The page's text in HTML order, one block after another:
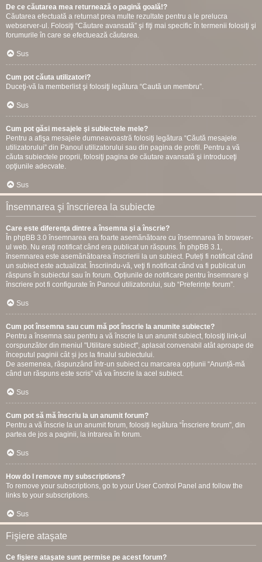
De ce căutarea mea returnează o pagină goală!?
Căutarea efectuată a returnat prea multe rezultate pentru a le prelucra
webserver-ul. Folosiţi “Căutare avansată” şi fiţi mai specific în termenii folosiţi şi
forumurile în care se efectuează căutarea.
Sus
Cum pot căuta utilizatori?
Duceţi-vă la memberlist şi folosiţi legătura “Caută un membru”.
Sus
Cum pot găsi mesajele şi subiectele mele?
Pentru a afişa mesajele dumneavoastră folosiţi legătura “Căută mesajele
utilizatorului” din Panoul utilizatorului sau din pagina de profil. Pentru a vă
căuta subiectele proprii, folosiţi pagina de căutare avansată şi introduceţi
opţiunile adecvate.
Sus
Însemnarea şi înscrierea la subiecte
Care este diferenţa dintre a însemna şi a înscrie?
În phpBB 3.0 însemnarea era foarte asemănătoare cu însemnarea în browser-
ul web. Nu eraţi notificat când era publicat un răspuns. În phpBB 3.1,
însemnarea este asemănătoarea înscrierii la un subiect. Puteți fi notificat când
un subiect este actualizat. Înscriindu-vă, veţi fi notificat când va fi publicat un
răspuns în subiectul sau în forum. Opțiunile de notificare pentru însemnare și
înscriere pot fi configurate în Panoul utilizatorului, sub “Preferințe forum”.
Sus
Cum pot însemna sau cum mă pot înscrie la anumite subiecte?
Pentru a însemna sau pentru a vă înscrie la un anumit subiect, folosiţi link-ul
corspunzător din meniul "Utilitare subiect", aplasat convenabil atât aproape de
începutul paginii cât și jos la finalul subiectului.
De asemenea, răspunzând într-un subiect cu marcarea opțiunii “Anunță-mă
când un răspuns este scris” vă va înscrie la acel subiect.
Sus
Cum pot să mă înscriu la un anumit forum?
Pentru a vă înscrie la un anumit forum, folosiți legătura “Înscriere forum”, din
partea de jos a paginii, la intrarea în forum.
Sus
How do I remove my subscriptions?
To remove your subscriptions, go to your User Control Panel and follow the
links to your subscriptions.
Sus
Fişiere ataşate
Ce fişiere ataşate sunt permise pe acest forum?